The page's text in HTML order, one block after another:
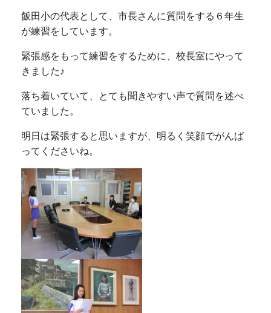
飯田小の代表として、市長さんに質問をする６年生
が練習をしています。
緊張感をもって練習をするために、校長室にやって
きました♪
落ち着いていて、とても聞きやすい声で質問を述べ
ていました。
明日は緊張すると思いますが、明るく笑顔でがんば
ってくださいね。